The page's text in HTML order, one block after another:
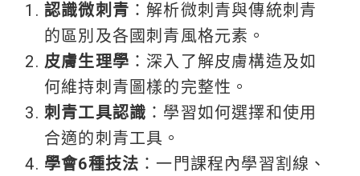
認識微刺青 ：解析微刺青與傳統刺青
的區別及各國刺青風格元素。
皮膚生理學 ：深入了解皮膚構造及如
何維持刺青圖樣的完整性。
刺青工具認識 ：學習如何選擇和使用
合適的刺青工具。
學會6種技法 ：一門課程內學習割線、